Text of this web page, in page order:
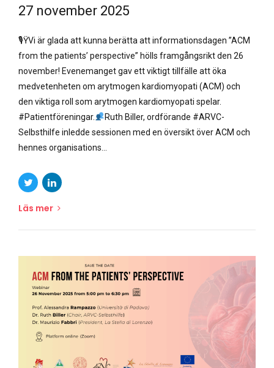
27 november 2025
🎙ŸVi är glada att kunna berätta att informationsdagen ”ACM
from the patients’ perspective” hölls framgångsrikt den 26
november! Evenemanget gav ett viktigt tillfälle att öka
medvetenheten om arytmogen kardiomyopati (ACM) och
den viktiga roll som arytmogen kardiomyopati spelar.
#Patientföreningar.
Ruth Biller, ordförande #ARVC-
Selbsthilfe inledde sessionen med en översikt över ACM och
hennes organisations...
Läs mer